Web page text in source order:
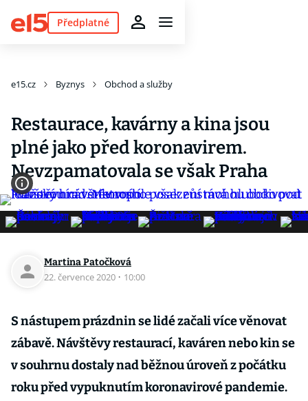
Předplatné
e15.cz Byznys Obchod a služby
Restaurace, kavárny a kina jsou
plné jako před koronavirem.
Nevzpamatovala se však Praha
Martina Patočková
22. července 2020 · 10:00
S nástupem prázdnin se lidé začali více věnovat
zábavě. Návštěvy restaurací, kaváren nebo kin se
v souhrnu dostaly nad běžnou úroveň z počátku
roku před vypuknutím koronavirové pandemie.